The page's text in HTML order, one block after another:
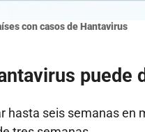
con casos de Hantavirus
puede
hasta seis semanas